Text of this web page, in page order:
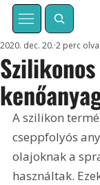
2020. dec. 20. 2 perc
A szilikon
cseppfolyós
olajoknak a
használtak.